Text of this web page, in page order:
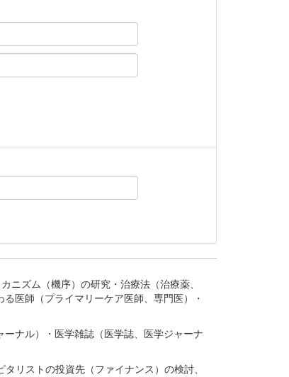
ズム（機序）の研究・治療法（治療薬、
医師（プライマリーケア医師、専門医）・
ナル）・医学雑誌（医学誌、医学ジャーナ
リストの投資先（ファイナンス）の検討、